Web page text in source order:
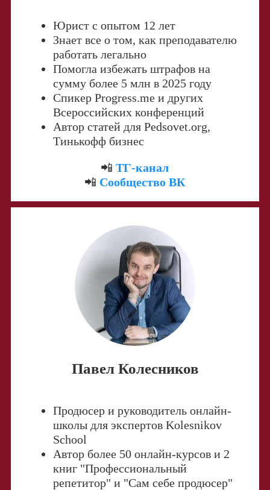
Юрист с опытом 12 лет
Знает все о том, как преподавателю
работать легально
Помогла избежать штрафов на
сумму более 5 млн в 2025 году
Спикер Progress.me и других
Всероссийских конференций
Автор статей для Pedsovet.org,
Тинькофф бизнес
📲 ТГ-канал
📲 Сообщество ВК
Павел Колесников
Продюсер и руководитель онлайн-
школы для экспертов Kolesnikov
School
Автор более 50 онлайн-курсов и 2
книг "Профессиональный
репетитор" и "Сам себе продюсер"